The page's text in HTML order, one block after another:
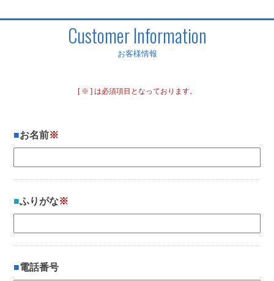
Customer Information
お客様情報
[ ※ ] は必須項目となっております。
お名前※
ふりがな※
電話番号